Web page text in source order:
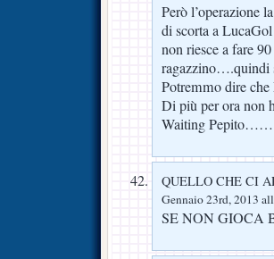
Però l’operazione
di scorta a
non riesce a fare
ragazzino….quindi
Potremmo dire
Di più per ora non
Waiting
QUELLO CHE CI
Gennaio 23rd, 2013
SE NON GIOCA